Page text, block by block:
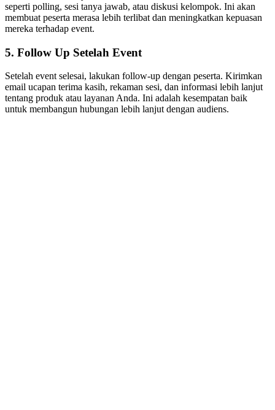
seperti polling, sesi tanya jawab, atau diskusi kelompok. Ini akan
membuat peserta merasa lebih terlibat dan meningkatkan kepuasan
mereka terhadap event.
5. Follow Up Setelah Event
Setelah event selesai, lakukan follow-up dengan peserta. Kirimkan
email ucapan terima kasih, rekaman sesi, dan informasi lebih lanjut
tentang produk atau layanan Anda. Ini adalah kesempatan baik
untuk membangun hubungan lebih lanjut dengan audiens.